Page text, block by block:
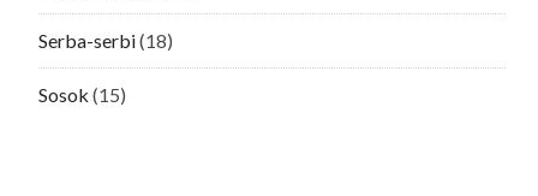
Serba-serbi(18)
Sosok (15)